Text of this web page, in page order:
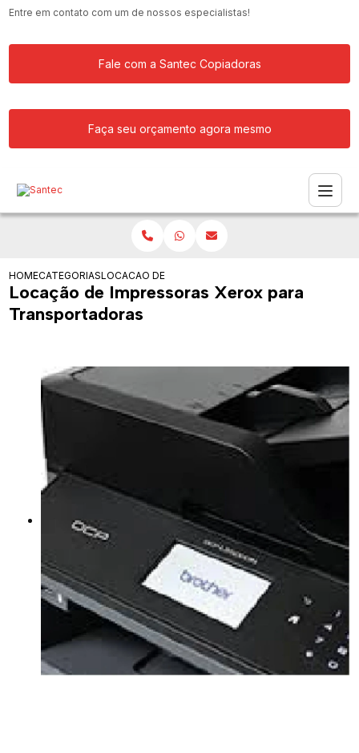
Entre em contato com um de nossos especialistas!
Fale com a Santec Copiadoras
Faça seu orçamento agora mesmo
HOMECATEGORIASLOCACAO DE IMPRESSORAS XEROX PARA
Locação de Impressoras Xerox para
Transportadoras